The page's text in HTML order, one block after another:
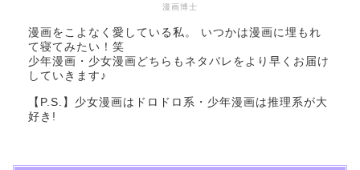
漫画博士
漫画をこよなく愛している私。 いつかは漫画に埋もれ
て寝てみたい！笑
少年漫画・少女漫画どちらもネタバレをより早くお届け
していきます♪
【P.S.】少女漫画はドロドロ系・少年漫画は推理系が大
好き!